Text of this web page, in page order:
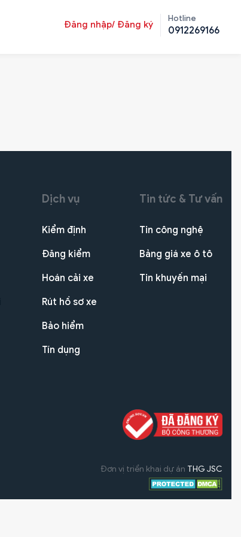
Đăng nhập/ Đăng ký
Hotline
0912269166
Dịch vụ
Kiểm định
Đăng kiểm
Hoán cải xe
Rút hồ sơ xe
Bảo hiểm
Tín dụng
Tin tức & Tư vấn
Tin công nghệ
Bảng giá xe ô tô
Tin khuyến mại
Đơn vị triển khai dự án THG JSC